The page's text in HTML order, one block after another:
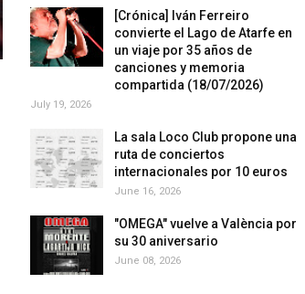
[Crónica] Iván Ferreiro
convierte el Lago de Atarfe en
un viaje por 35 años de
canciones y memoria
compartida (18/07/2026)
July 19, 2026
La sala Loco Club propone una
ruta de conciertos
internacionales por 10 euros
June 16, 2026
"OMEGA" vuelve a València por
su 30 aniversario
June 08, 2026